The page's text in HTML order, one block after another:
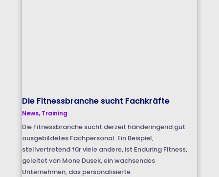
Die Fitnessbranche sucht Fachkräfte
News, Training
Die Fitnessbranche sucht derzeit händeringend gut
ausgebildetes Fachpersonal. Ein Beispiel,
stellvertretend für viele andere, ist Enduring Fitness,
geleitet von Mone Dusek, ein wachsendes
Unternehmen, das personalisierte